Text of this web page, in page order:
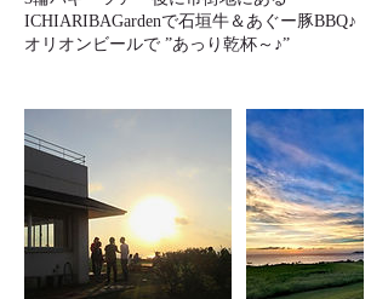
ICHIARIBAGardenで石垣牛＆あぐー豚BBQ♪
オリオンビールで ”あっり乾杯～♪”